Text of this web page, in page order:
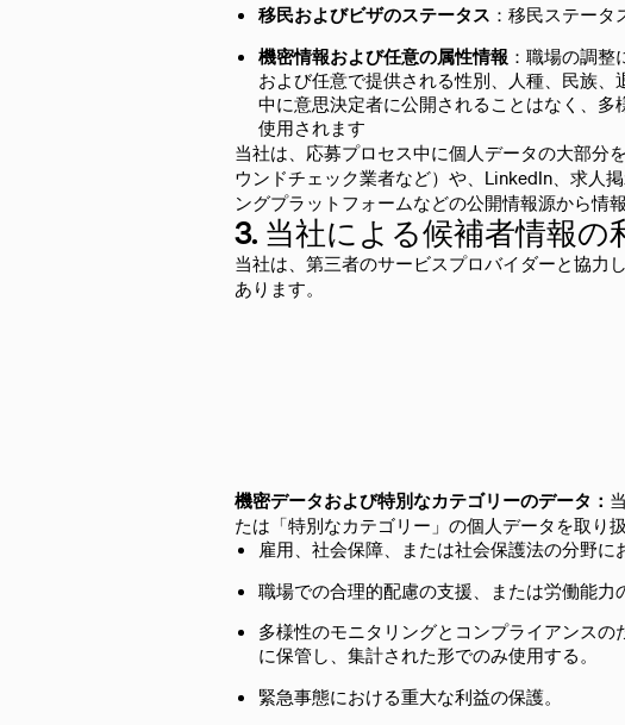
移民およびビザのステータス ：移民ステー
機密情報および任意の属性情報 ：職場の調
および任意で提供される性別、人種、民族
中に意思決定者に公開されることはなく、
使用されます
当社は、応募プロセス中に個人データの大部分
ウンドチェック業者など）や、LinkedIn、求人
ングプラットフォームなどの公開情報源から情
3. 当社による候補者情報の
当社は、第三者のサービスプロバイダーと協力
あります。
機密データおよび特別なカテゴリーのデータ：
たは「特別なカテゴリー」の個人データを取り
雇用、社会保障、または社会保護法の分野に
職場での合理的配慮の支援、または労働能力
多様性のモニタリングとコンプライアンス
に保管し、集計された形でのみ使用する。
緊急事態における重大な利益の保護。